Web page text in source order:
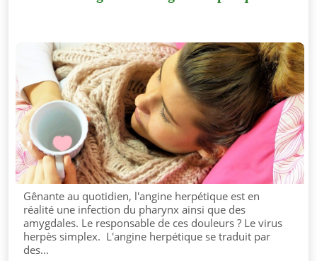
Gênante au quotidien, l'angine herpétique est en
réalité une infection du pharynx ainsi que des
amygdales. Le responsable de ces douleurs ? Le virus
herpès simplex. L'angine herpétique se traduit par
des...